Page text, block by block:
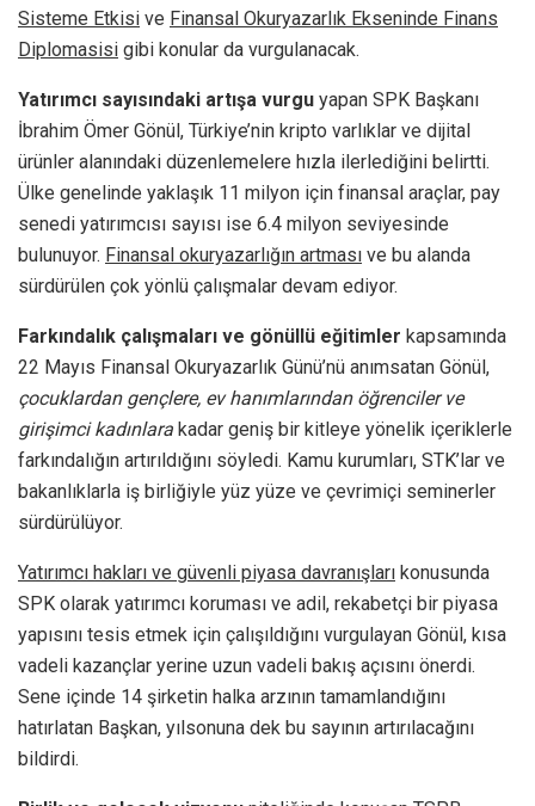
Sisteme Etkisi ve Finansal Okuryazarlık Ekseninde Finans
Diplomasisi gibi konular da vurgulanacak.
Yatırımcı sayısındaki artışa vurgu yapan SPK Başkanı
İbrahim Ömer Gönül, Türkiye’nin kripto varlıklar ve dijital
ürünler alanındaki düzenlemelere hızla ilerlediğini belirtti.
Ülke genelinde yaklaşık 11 milyon için finansal araçlar, pay
senedi yatırımcısı sayısı ise 6.4 milyon seviyesinde
bulunuyor. Finansal okuryazarlığın artması ve bu alanda
sürdürülen çok yönlü çalışmalar devam ediyor.
Farkındalık çalışmaları ve gönüllü eğitimler kapsamında
22 Mayıs Finansal Okuryazarlık Günü’nü anımsatan Gönül,
çocuklardan gençlere, ev hanımlarından öğrenciler ve
girişimci kadınlara kadar geniş bir kitleye yönelik içeriklerle
farkındalığın artırıldığını söyledi. Kamu kurumları, STK’lar ve
bakanlıklarla iş birliğiyle yüz yüze ve çevrimiçi seminerler
sürdürülüyor.
Yatırımcı hakları ve güvenli piyasa davranışları konusunda
SPK olarak yatırımcı koruması ve adil, rekabetçi bir piyasa
yapısını tesis etmek için çalışıldığını vurgulayan Gönül, kısa
vadeli kazançlar yerine uzun vadeli bakış açısını önerdi.
Sene içinde 14 şirketin halka arzının tamamlandığını
hatırlatan Başkan, yılsonuna dek bu sayının artırılacağını
bildirdi.